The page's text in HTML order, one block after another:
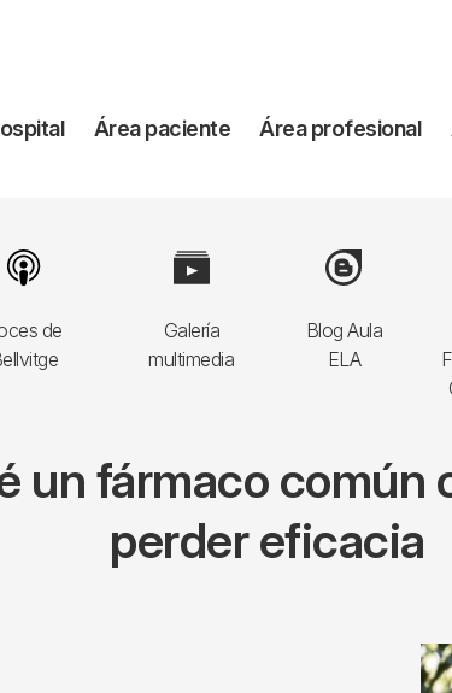
Área paciente Área profesional
de
Image
Galería
multimedia
Image
Blog Aula
ELA
Image
un fármaco común
perder eficacia